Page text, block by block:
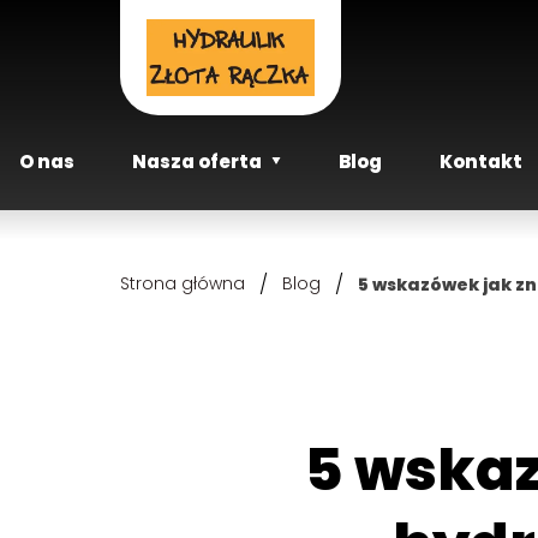
O nas Nasza oferta Blog Kontakt
Strona główna / Blog / 5 wskazówek jak
5 wskazówek jak znaleźć dobrego